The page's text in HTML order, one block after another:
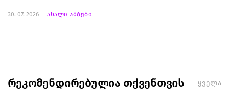
30. 07. 2026 ახალი ამბები
რეკომენდირებულია თქვენთვის ყველა